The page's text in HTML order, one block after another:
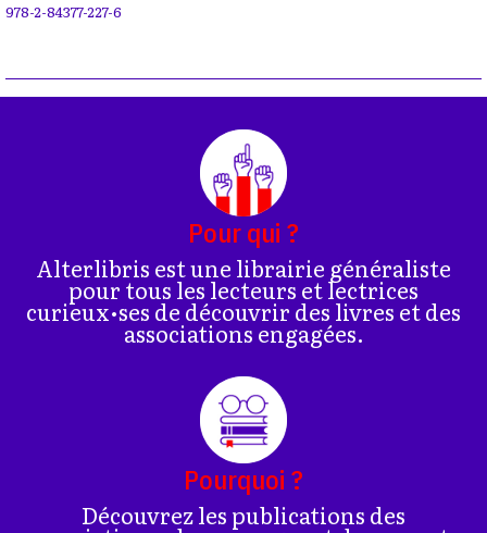
978-2-84377-227-6
Pour qui ?
Alterlibris est une librairie généraliste
pour tous les lecteurs et lectrices
curieux•ses de découvrir des livres et des
associations engagées.
Pourquoi ?
Découvrez les publications des